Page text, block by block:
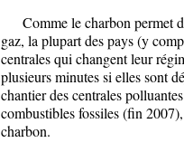
Comme le charbon permet
gaz, la plupart des pays (y
centrales qui changent leur
plusieurs minutes si elles sont
chantier des centrales
combustibles fossiles (fin
charbon.